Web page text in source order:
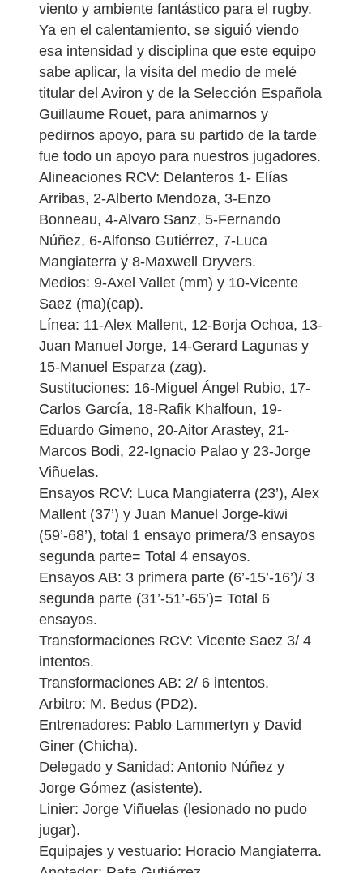
viento y ambiente fantástico para el rugby.
Ya en el calentamiento, se siguió viendo
esa intensidad y disciplina que este equipo
sabe aplicar, la visita del medio de melé
titular del Aviron y de la Selección Española
Guillaume Rouet, para animarnos y
pedirnos apoyo, para su partido de la tarde
fue todo un apoyo para nuestros jugadores.
Alineaciones RCV: Delanteros 1- Elías
Arribas, 2-Alberto Mendoza, 3-Enzo
Bonneau, 4-Alvaro Sanz, 5-Fernando
Núñez, 6-Alfonso Gutiérrez, 7-Luca
Mangiaterra y 8-Maxwell Dryvers.
Medios: 9-Axel Vallet (mm) y 10-Vicente
Saez (ma)(cap).
Línea: 11-Alex Mallent, 12-Borja Ochoa, 13-
Juan Manuel Jorge, 14-Gerard Lagunas y
15-Manuel Esparza (zag).
Sustituciones: 16-Miguel Ángel Rubio, 17-
Carlos García, 18-Rafik Khalfoun, 19-
Eduardo Gimeno, 20-Aitor Arastey, 21-
Marcos Bodi, 22-Ignacio Palao y 23-Jorge
Viñuelas.
Ensayos RCV: Luca Mangiaterra (23’), Alex
Mallent (37’) y Juan Manuel Jorge-kiwi
(59’-68’), total 1 ensayo primera/3 ensayos
segunda parte= Total 4 ensayos.
Ensayos AB: 3 primera parte (6’-15’-16’)/ 3
segunda parte (31’-51’-65’)= Total 6
ensayos.
Transformaciones RCV: Vicente Saez 3/ 4
intentos.
Transformaciones AB: 2/ 6 intentos.
Arbitro: M. Bedus (PD2).
Entrenadores: Pablo Lammertyn y David
Giner (Chicha).
Delegado y Sanidad: Antonio Núñez y
Jorge Gómez (asistente).
Linier: Jorge Viñuelas (lesionado no pudo
jugar).
Equipajes y vestuario: Horacio Mangiaterra.